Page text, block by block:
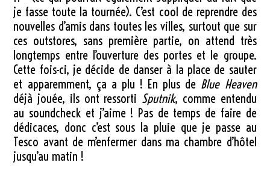
je fasse toute la tournée). C’est cool de reprendre des
nouvelles d’amis dans toutes les villes, surtout que sur
ces outstores, sans première partie, on attend très
longtemps entre l’ouverture des portes et le groupe.
Cette fois-ci, je décide de danser à la place de sauter
et apparemment, ça a plu ! En plus de Blue Heaven
déjà jouée, ils ont ressorti Sputnik, comme entendu
au soundcheck et j’aime ! Pas de temps de faire de
dédicaces, donc c’est sous la pluie que je passe au
Tesco avant de m’enfermer dans ma chambre d’hôtel
jusqu’au matin !